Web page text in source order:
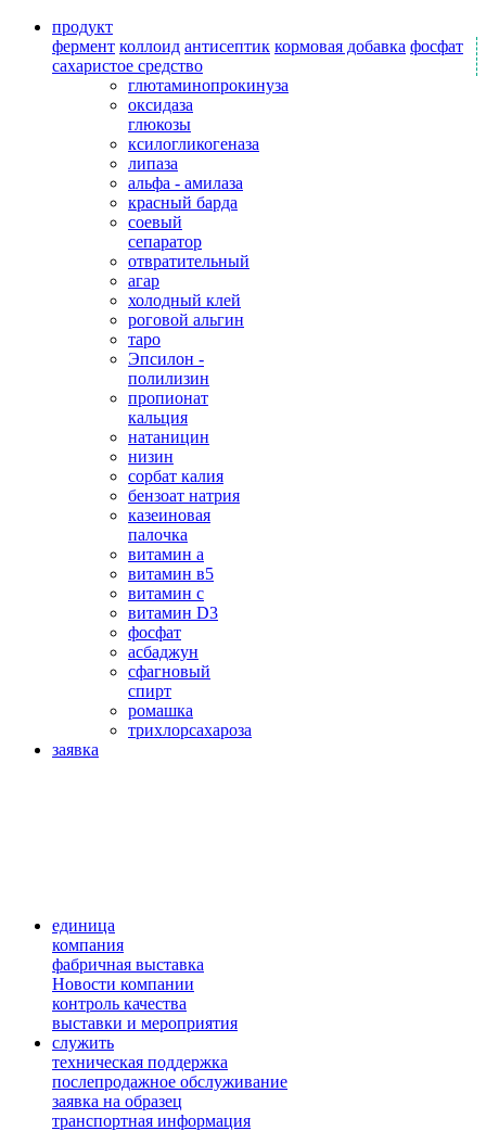
продукт
фермент коллоид антисептик кормовая добавка фосфат
сахаристое средство
глютаминопрокинуза
оксидаза
глюкозы
ксилогликогеназа
липаза
альфа - амилаза
красный барда
соевый
сепаратор
отвратительный
агар
холодный клей
роговой альгин
таро
Эпсилон -
полилизин
пропионат
кальция
натаницин
низин
сорбат калия
бензоат натрия
казеиновая
палочка
витамин а
витамин в5
витамин с
витамин D3
фосфат
асбаджун
сфагновый
спирт
ромашка
трихлорсахароза
заявка
единица
компания
фабричная выставка
Новости компании
контроль качества
выставки и мероприятия
служить
техническая поддержка
послепродажное обслуживание
заявка на образец
транспортная информация